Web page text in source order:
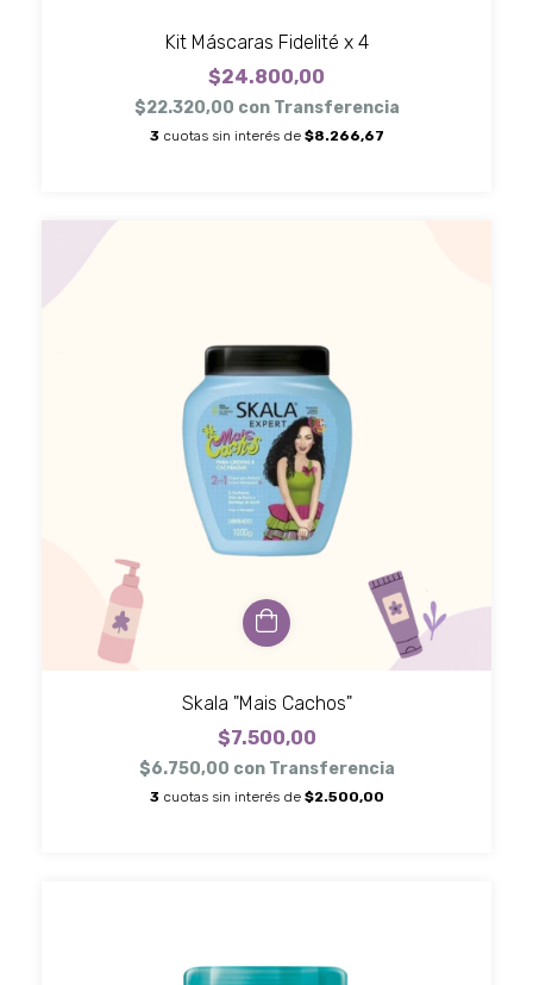
Kit Máscaras Fidelité x 4
$24.800,00
$22.320,00 con Transferencia
3 cuotas sin interés de $8.266,67
Skala "Mais Cachos"
$7.500,00
$6.750,00 con Transferencia
3 cuotas sin interés de $2.500,00